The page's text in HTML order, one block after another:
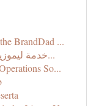
BrandDad ...
خدمة ليموزين مطار القاهرة : رحلة فاخرة تنت...
So...